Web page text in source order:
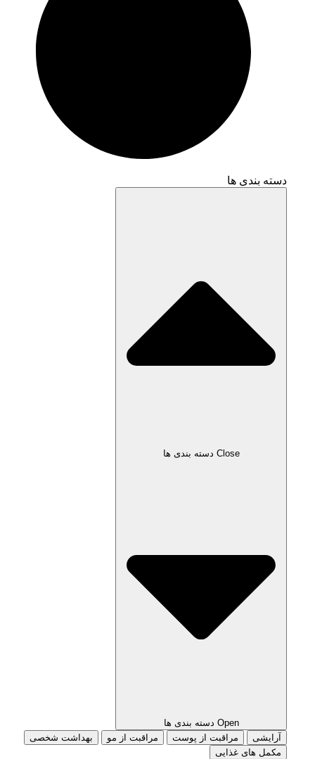
دسته بندی ها
Close دسته بندی ها
Open دسته بندی ها
آرایشی
مراقبت از پوست مراقبت از مو
بهداشت شخصی
مکمل های غذایی